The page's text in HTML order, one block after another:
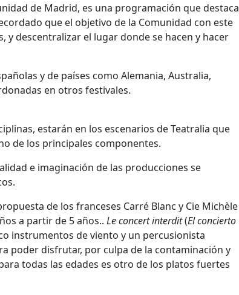
de Madrid, es una programación que destaca
que el objetivo de la Comunidad con este
y descentralizar el lugar donde se hacen y hacer
y de países como Alemania, Australia,
en otros festivales.
estarán en los escenarios de Teatralia que
de los principales componentes.
e imaginación de las producciones se
de los franceses Carré Blanc y Cie Michèle
a partir de 5 años.. Le concert interdit(El concierto
instrumentos de viento y un percusionista
poder disfrutar, por culpa de la contaminación y
todas las edades es otro de los platos fuertes